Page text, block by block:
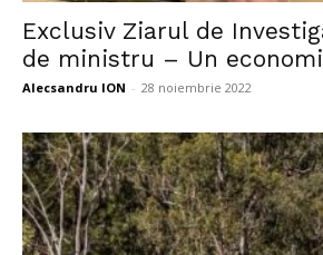
Exclusiv Ziarul de
de ministru – Un
Alecsandru ION - 28 noiembrie 2022